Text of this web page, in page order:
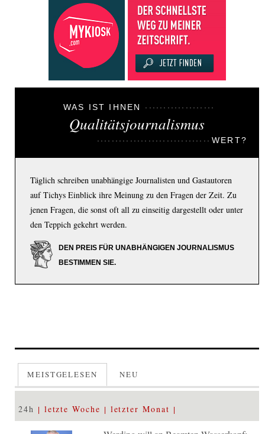
WAS IST IHNEN
Qualitätsjournalismus
WERT?
Täglich schreiben unabhängige Journalisten und Gastautoren
auf Tichys Einblick ihre Meinung zu den Fragen der Zeit. Zu
jenen Fragen, die sonst oft all zu einseitig dargestellt oder unter
den Teppich gekehrt werden.
DEN PREIS FÜR UNABHÄNGIGEN JOURNALISMUS
BESTIMMEN SIE.
MEISTGELESEN NEU
24h letzte Woche letzter Monat